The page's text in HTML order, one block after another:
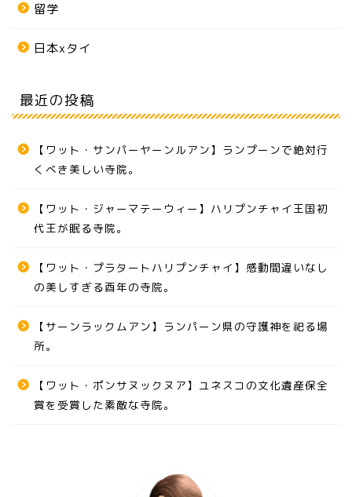
留学
日本xタイ
最近の投稿
【ワット・サンパーヤーンルアン】ランプーンで絶対行
くべき美しい寺院。
【ワット・ジャーマテーウィー】ハリプンチャイ王国初
代王が眠る寺院。
【ワット・プラタートハリプンチャイ】感動間違いなし
の美しすぎる酉年の寺院。
【サーンラックムアン】ランパーン県の守護神を祀る場
所。
【ワット・ポンサヌックヌア】ユネスコの文化遺産保全
賞を受賞した素敵な寺院。